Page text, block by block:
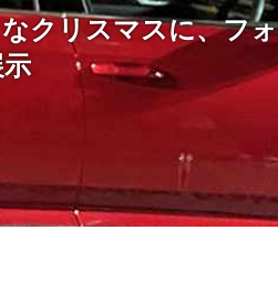
クリスマスに、フ